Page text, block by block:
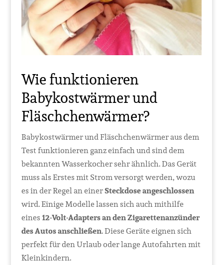
Wie funktionieren
Babykostwärmer und
Fläschchenwärmer?
Babykostwärmer und Fläschchenwärmer aus dem
Test funktionieren ganz einfach und sind dem
bekannten Wasserkocher sehr ähnlich. Das Gerät
muss als Erstes mit Strom versorgt werden, wozu
es in der Regel an einerSteckdose angeschlossen
wird. Einige Modelle lassen sich auch mithilfe
eines12-Volt-Adapters an den Zigarettenanzünder
des Autos anschließen. Diese Geräte eignen sich
perfekt für den Urlaub oder lange Autofahrten mit
Kleinkindern.